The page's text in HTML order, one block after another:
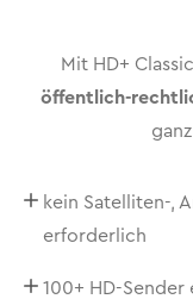
Mit HD+
öffentlich-
kein Satelliten-,
erforderlich
100+ HD-